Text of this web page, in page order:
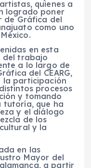
quienes a
logrado poner
de Gráfica del
como uno
en esta
del trabajo
a lo largo de
del CEARG,
la participación
procesos
y tomando
tutoría, que ha
y el diálogo
de los
y la
en las
Mayor del
a partir